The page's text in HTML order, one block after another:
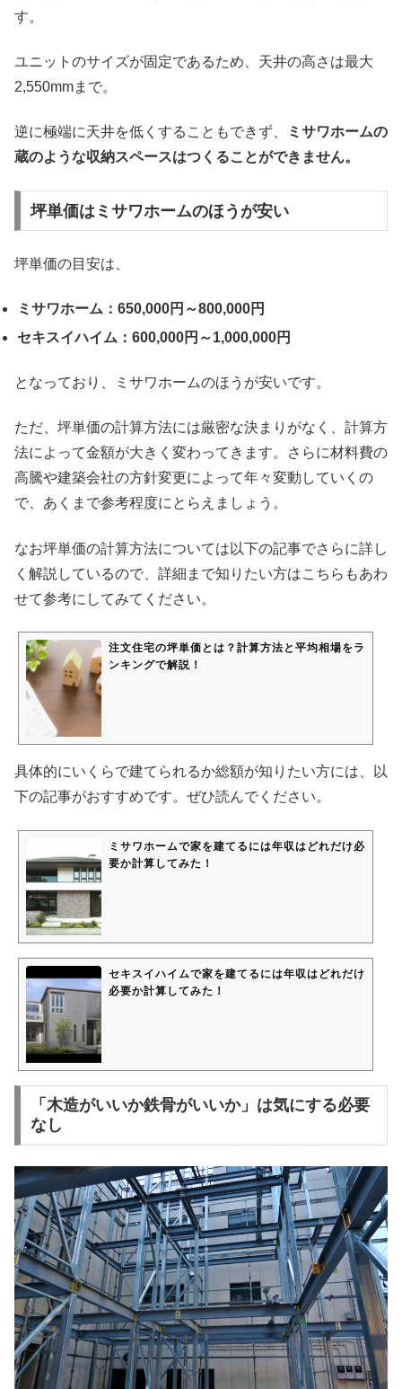
す。
ユニットのサイズが固定であるため、天井の高さは最大
2,550mmまで。
逆に極端に天井を低くすることもできず、
ミサワホームの
蔵のような収納スペースはつくることができません。
坪単価はミサワホームのほうが安い
坪単価の目安は、
ミサワホーム：650,000円～800,000円
セキスイハイム：600,000円～1,000,000円
となっており、ミサワホームのほうが安いです。
ただ、坪単価の計算方法には厳密な決まりがなく、計算方
法によって金額が大きく変わってきます。さらに材料費の
高騰や建築会社の方針変更によって年々変動していくの
で、あくまで参考程度にとらえましょう。
なお坪単価の計算方法については以下の記事でさらに詳し
く解説しているので、詳細まで知りたい方はこちらもあわ
せて参考にしてみてください。
注文住宅の坪単価とは？計算方法と平均相場をラ
ンキングで解説！
具体的にいくらで建てられるか総額が知りたい方には、以
下の記事がおすすめです。ぜひ読んでください。
ミサワホームで家を建てるには年収はどれだけ必
要か計算してみた！
セキスイハイムで家を建てるには年収はどれだけ
必要か計算してみた！
「木造がいいか鉄骨がいいか」は気にする必要
なし